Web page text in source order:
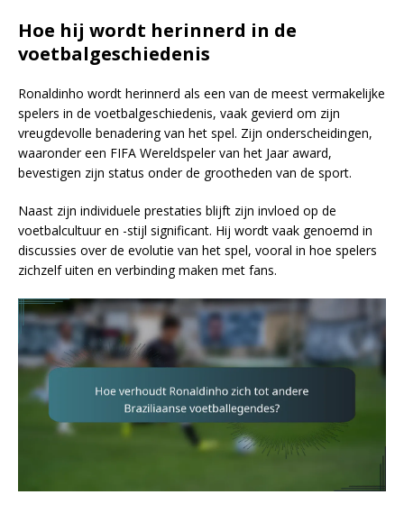
Hoe hij wordt herinnerd in de
voetbalgeschiedenis
Ronaldinho wordt herinnerd als een van de meest vermakelijke
spelers in de voetbalgeschiedenis, vaak gevierd om zijn
vreugdevolle benadering van het spel. Zijn onderscheidingen,
waaronder een FIFA Wereldspeler van het Jaar award,
bevestigen zijn status onder de grootheden van de sport.
Naast zijn individuele prestaties blijft zijn invloed op de
voetbalcultuur en -stijl significant. Hij wordt vaak genoemd in
discussies over de evolutie van het spel, vooral in hoe spelers
zichzelf uiten en verbinding maken met fans.